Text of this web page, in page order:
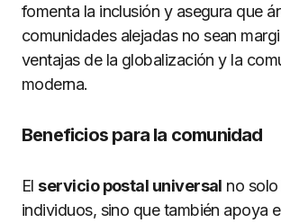
fomenta la inclusión y asegura que
comunidades alejadas no sean
ventajas de la globalización y la
moderna.
Beneficios para la comunidad
El servicio postal universal no
individuos, sino que también apoya